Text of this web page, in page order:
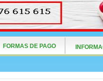
FORMAS DE PAGO